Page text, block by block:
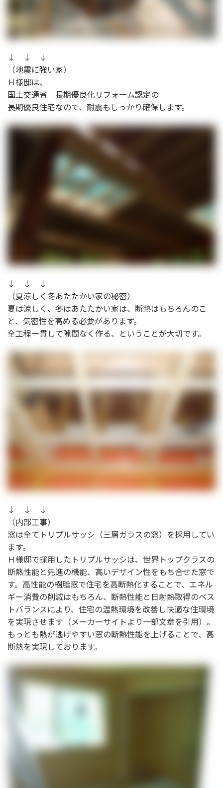
↓ ↓ ↓
（地震に強い家）
Ｈ様邸は、
国土交通省 長期優良化リフォーム認定の
長期優良住宅なので、耐震もしっかり確保します。
↓ ↓ ↓
（夏涼しく冬あたたかい家の秘密）
夏は涼しく、冬はあたたかい家は、断熱はもちろんのこ
と、気密性を高める必要があります。
全工程一貫して隙間なく作る、ということが大切です。
↓ ↓ ↓
（内部工事）
窓は全てトリプルサッシ（三層ガラスの窓）を採用してい
ます。
Ｈ様邸で採用したトリプルサッシは、世界トップクラスの
断熱性能と先進の機能、高いデザイン性をもち合せた窓で
す。高性能の樹脂窓で住宅を高断熱化することで、エネル
ギー消費の削減はもちろん、断熱性能と日射熱取得のベス
トバランスにより、住宅の温熱環境を改善し快適な住環境
を実現させます（メーカーサイトより一部文章を引用）。
もっとも熱が逃げやすい窓の断熱性能を上げることで、高
断熱を実現しております。